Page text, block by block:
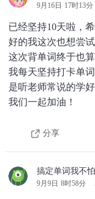
9月16日 17时13分
已经坚持10天啦，
好的我这次也想尝
这次背单词终于也
我每天坚持打卡单
是听老师常说的学
我们一起加油！
分享
搞定单词我不怕
9月9日 8时58分